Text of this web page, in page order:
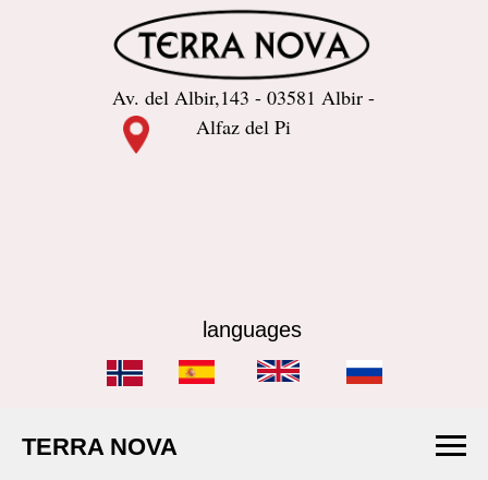
Av. del Albir,143 - 03581 Albir -
Alfaz del Pi
languages
TERRA NOVA